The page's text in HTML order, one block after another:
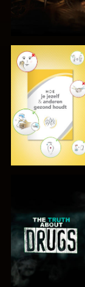
KIJK